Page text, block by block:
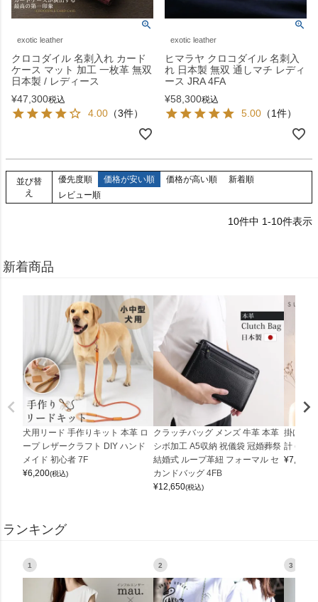
exotic leather
クロコダイル 名刺入れ カード
ケース マット 加工 一枚革 無双
日本製 / レディース
¥47,300税込
4.00 （3件）
exotic leather
ヒマラヤ クロコダイル 名刺入
れ 日本製 無双 通しマチ レディ
ース JRA 4FA
¥58,300税込
5.00 （1件）
並び替
え
優先度順 価格が安い順 価格が高い順
新着順
レビュー順
10件中 1-10件表示
新着商品
犬用リード 手作りキット 本革 ロ
ープ レザークラフト DIY ハンド
メイド 初心者 7F
¥6,200(税込)
クラッチバッグ メンズ 牛革 本革
シボ加工 A5収納 祝儀袋 冠婚葬祭
結婚式 ループ革紐 フォーマル セ
カンドバッグ 4FB
¥12,650(税込)
掛け時
計
¥7,150
ランキング
1 2 3